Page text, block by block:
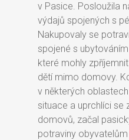
v Pasice. Posloužila
výdajů spojených s
Nakupovaly se
spojené s
které mohly
dětí mimo domovy.
v některých
situace a uprchlíci se
domovů, začal
potraviny